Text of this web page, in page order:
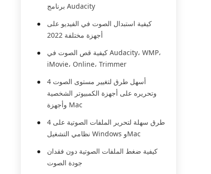
برنامج Audacity
كيفية استبدال الصوت في الفيديو على
أجهزة مختلفة 2022
كيفية قص الصوت في Audacity، WMP،
iMovie، Online، Trimmer
4 أسهل طرق لتغيير مستوى الصوت
وتحريره على أجهزة الكمبيوتر الشخصية
وأجهزة Mac
4 طرق سهلة لتحرير الملفات الصوتية على
نظامي التشغيل Windows وMac
كيفية ضغط الملفات الصوتية دون فقدان
جودة الصوت